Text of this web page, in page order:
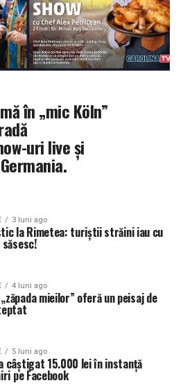
în „mic Köln”
uri live și
3 luni ago
la Rimetea: turiștii străini iau cu
4 luni ago
mieilor” oferă un peisaj de
5 luni ago
câștigat 15.000 lei în instanță
pe Facebook